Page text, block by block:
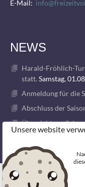
E-Mail:
NEWS
Harald-Fröhlich-
statt. Samstag,
Anmeldung für die
Abschluss der
Übersicht zur
1. VOLLEY GODS
© 2026 FREIZEITVOLLEYBALL
Unsere website